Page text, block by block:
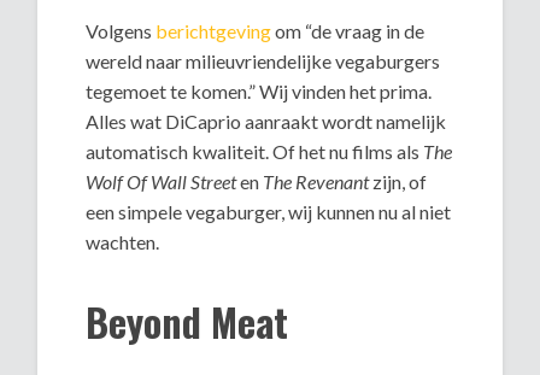
Volgens berichtgevingom “de vraag in de
wereld naar milieuvriendelijke vegaburgers
tegemoet te komen.” Wij vinden het prima.
Alles wat DiCaprio aanraakt wordt namelijk
automatisch kwaliteit. Of het nu films als The
Wolf Of Wall Streeten The Revenantzijn, of
een simpele vegaburger, wij kunnen nu al niet
wachten.
Beyond Meat